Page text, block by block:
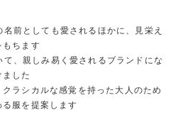
前としても愛されるほかに、見栄え
もちます
、親しみ易く愛されるブランドにな
した
ラシカルな感覚を持った大人のため
服を提案します